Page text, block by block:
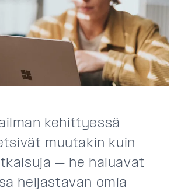
kehittyessä
muutakin kuin
– he haluavat
heijastavan omia